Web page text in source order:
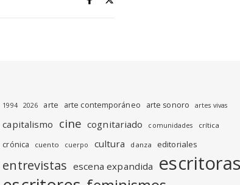
1994 2026 arte arte contemporáneo arte sonoro artes vivas
capitalismo cine cognitariado comunidades crítica
crónica cuento cuerpo cultura danza editoriales
entrevistas escena expandida escritoras